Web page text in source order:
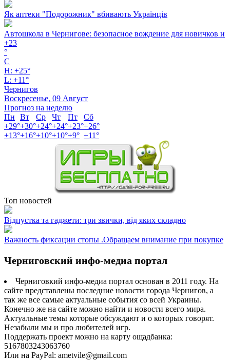
Як аптеки "Подорожник" вбивають Українців
Автошкола в Чернигове: безопасное вождение для новичков и
+23
°
C
H: +25°
L: +11°
Чернигов
Воскресенье, 09 Август
Прогноз на неделю
Пн
Вт Ср Чт Пт
Сб
+29°+30°+24°+24°+23°+26°
+13°+16°+10°+10°+9° +11°
Топ новостей
Відпустка та гаджети: три звички, від яких складно
Важность фиксации стопы .Обращаем внимание при покупке
Черниговский инфо-медиа портал
Черниговкий инфо-медиа портал основан в 2011 году. На
сайте представлены последние новости города Чернигов, а
так же все самые актуальные события со всей Украины.
Конечно же на сайте можно найти и новости всего мира.
Актуальные темы которые обсуждают и о которых говорят.
Незабыли мы и про любителей игр.
Поддержать проект можно на карту ощадбанка:
5167803243063760
Или на PayPal: ametvile@gmail.com